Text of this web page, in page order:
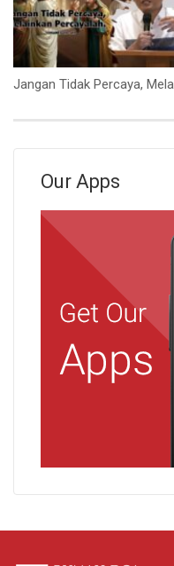
Our Apps